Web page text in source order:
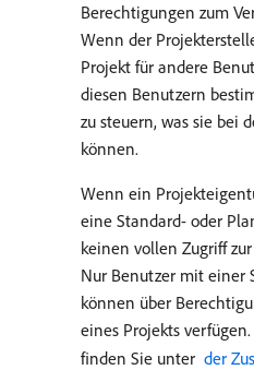
Berechtigungen zum
Wenn der
Projekt für andere
diesen Benutzern
zu steuern, was sie bei
können.
Wenn ein
eine Standard- oder
keinen vollen Zugriff
Nur Benutzer mit einer
können über
eines Projekts
finden Sie unter der